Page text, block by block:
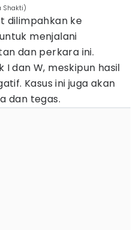
Shakti)
dilimpahkan ke
menjalani
dan perkara ini.
dan W, meskipun hasil
Kasus ini juga akan
dan tegas.